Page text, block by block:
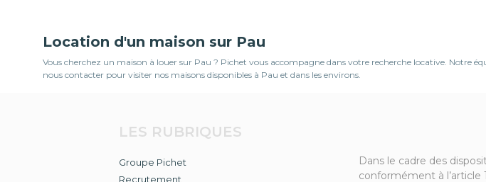
Location d'un maison sur Pau
Vous cherchez un maison à louer sur Pau ? Pichet vous accompagne dans votre recherche locative. Notre
nous contacter pour visiter nos maisons disponibles à Pau et dans les environs.
LES RUBRIQUES
Groupe Pichet
Recrutement
Dans le cadre des
conformément à l’article